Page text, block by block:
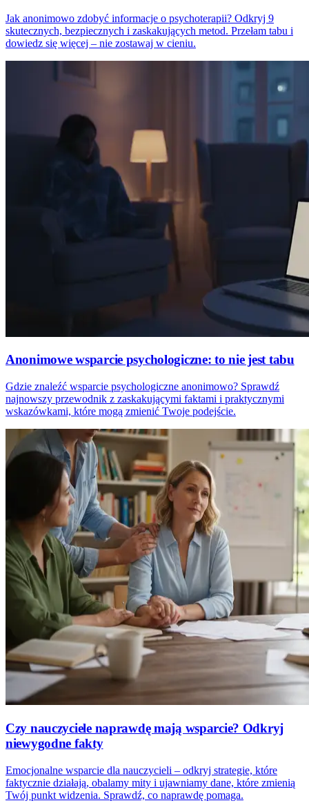
Jak anonimowo zdobyć informacje o psychoterapii? Odkryj 9
skutecznych, bezpiecznych i zaskakujących metod. Przełam tabu i
dowiedz się więcej – nie zostawaj w cieniu.
Anonimowe wsparcie psychologiczne: to nie jest tabu
Gdzie znaleźć wsparcie psychologiczne anonimowo? Sprawdź
najnowszy przewodnik z zaskakującymi faktami i praktycznymi
wskazówkami, które mogą zmienić Twoje podejście.
Czy nauczyciele naprawdę mają wsparcie? Odkryj
niewygodne fakty
Emocjonalne wsparcie dla nauczycieli – odkryj strategie, które
faktycznie działają, obalamy mity i ujawniamy dane, które zmienią
Twój punkt widzenia. Sprawdź, co naprawdę pomaga.